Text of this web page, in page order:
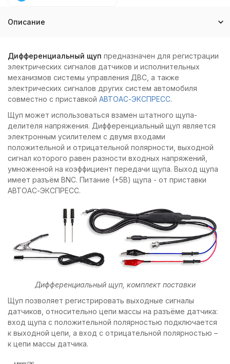
Описание
Дифференциальный щуп предназначен для регистрации
электрических сигналов датчиков и исполнительных
механизмов системы управления ДВС, а также
электрических сигналов других систем автомобиля
совместно с приставкой АВТОАС-ЭКСПРЕСС.
Щуп может использоваться взамен штатного щупа-
делителя напряжения. Дифференциальный щуп является
электронным усилителем с двумя входами
положительной и отрицательной полярности, выходной
сигнал которого равен разности входных напряжений,
умноженной на коэффициент передачи щупа. Выход щупа
имеет разъём BNC. Питание (+5В) щупа - от приставки
АВТОАС-ЭКСПРЕСС.
Дифференциальный щуп, комплект поставки
Щуп позволяет регистрировать выходные сигналы
датчиков, относительно цепи массы на разъёме датчика:
вход щупа с положительной полярностью подключается
к выходной цепи, а вход с отрицательной полярностью –
к цепи массы датчика.